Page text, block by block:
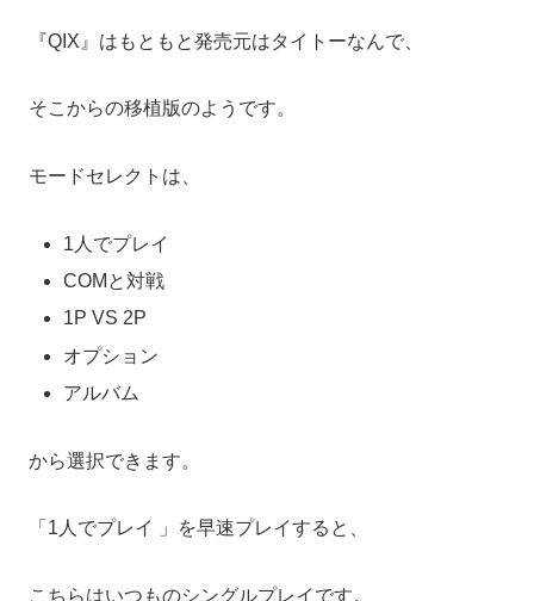
『QIX』はもともと発売元はタイトーなんで、
そこからの移植版のようです。
モードセレクトは、
1人でプレイ
COMと対戦
1P VS 2P
オプション
アルバム
から選択できます。
「 1人でプレイ 」を早速プレイすると、
こちらはいつものシングルプレイです。